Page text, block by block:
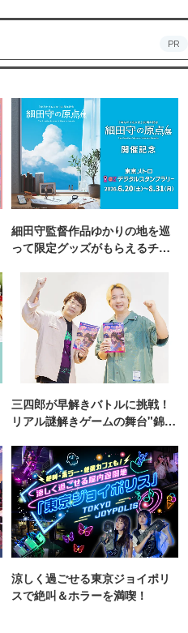
PR
細田守監督作品ゆかりの地を巡
って限定グッズがもらえるチャ
三四郎が早解きバトルに挑戦！
リアル謎解きゲームの舞台"錦糸
涼しく過ごせる東京ジョイポリ
スで絶叫＆ホラーを満喫！